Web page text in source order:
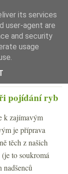
pojídání ryb
k zajímavým
je příprava
těch z našich
to soukromá
its services
user-agent are
and security
usage